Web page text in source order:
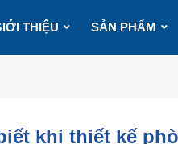
THIỆU SẢN PHẨM
khi thiết kế